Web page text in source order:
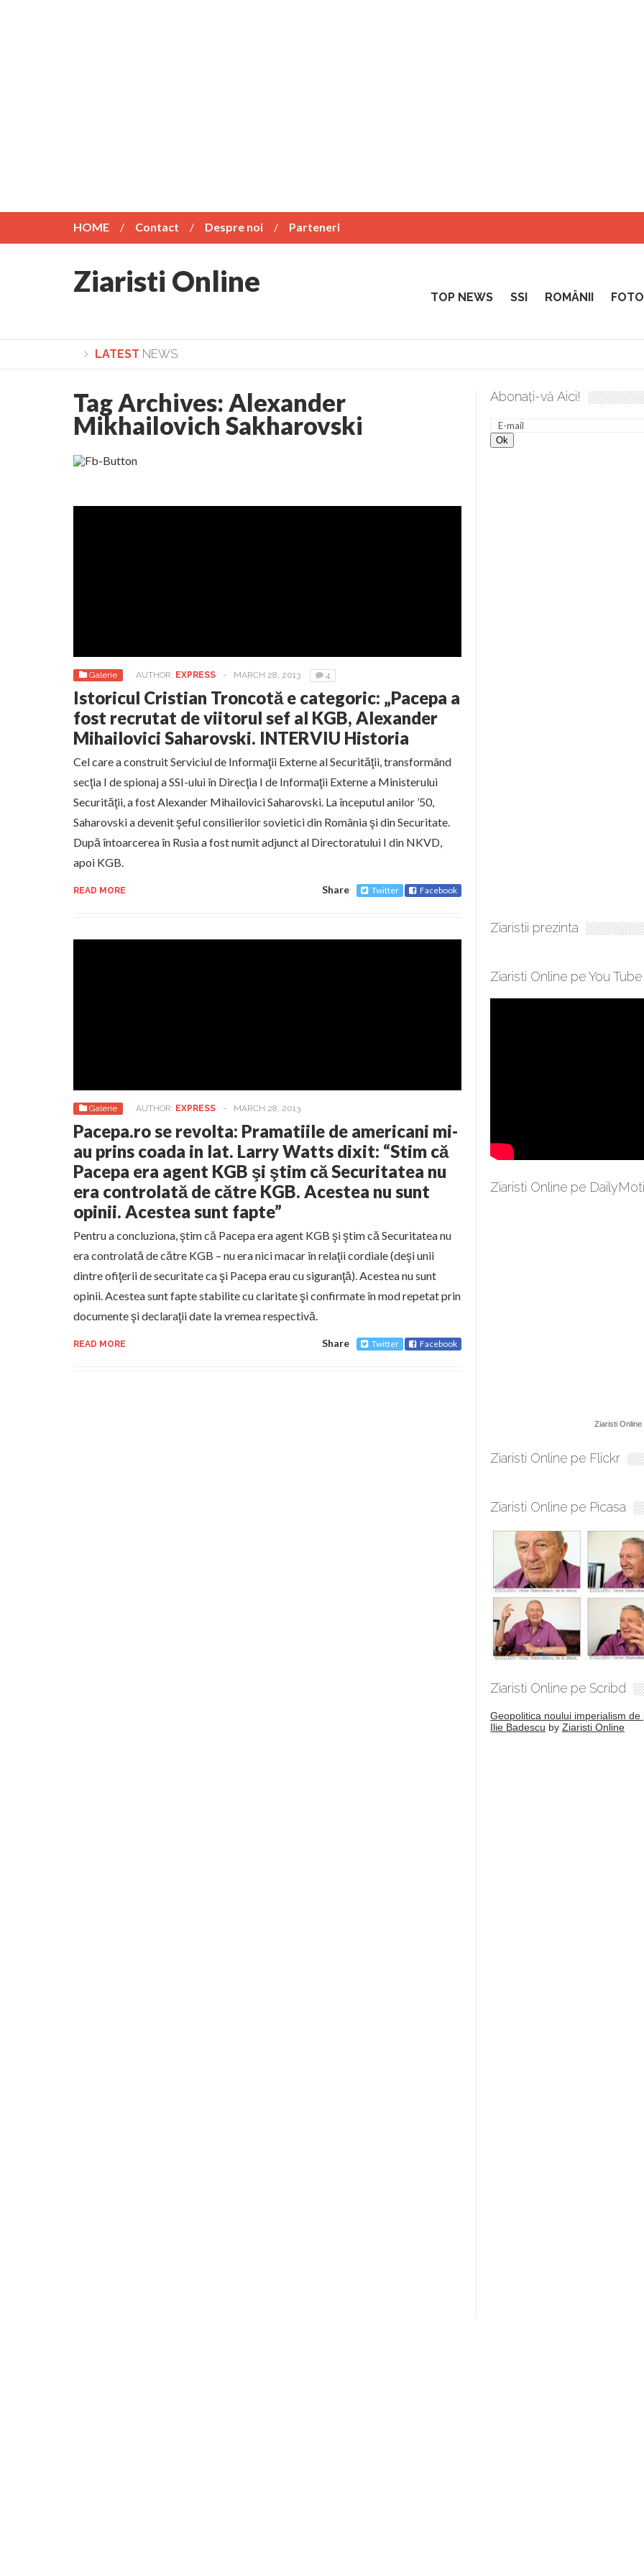
HOME Contact Despre noi Parteneri
Ziaristi Online TOP NEWS SSI ROMÂNII
LATEST NEWS
Lepădarea de sine și urmarea lui Hristos. Calea spre desăvârșire. Gând de duminică de Elena Solunca Moise
Tag Archives: Alexander
Mikhailovich Sakharovski
Galerie AUTHOR: EXPRESS - MARCH 28, 2013 4
Istoricul Cristian Troncotă e categoric: „Pacepa a
fost recrutat de viitorul sef al KGB, Alexander
Mihailovici Saharovski. INTERVIU Historia
Cel care a construit Serviciul de Informaţii Externe al Securităţii, transformând
secţia I de spionaj a SSI-ului în Direcţia I de Informaţii Externe a Ministerului
Securităţii, a fost Alexander Mihailovici Saharovski. La începutul anilor ’50,
Saharovski a devenit şeful consilierilor sovietici din România şi din Securitate.
După întoarcerea în Rusia a fost numit adjunct al Directoratului I din NKVD,
apoi KGB.
READ MORE Share Twitter Facebook
Galerie AUTHOR: EXPRESS - MARCH 28, 2013
Pacepa.ro se revolta: Pramatiile de americani mi-
au prins coada in lat. Larry Watts dixit: “Stim că
Pacepa era agent KGB şi ştim că Securitatea nu
era controlată de către KGB. Acestea nu sunt
opinii. Acestea sunt fapte”
Pentru a concluziona, ştim că Pacepa era agent KGB şi ştim că Securitatea nu
era controlată de către KGB – nu era nici macar în relaţii cordiale (deşi unii
dintre ofiţerii de securitate ca şi Pacepa erau cu siguranţă). Acestea nu sunt
opinii. Acestea sunt fapte stabilite cu claritate şi confirmate în mod repetat prin
documente şi declaraţii date la vremea respectivă.
READ MORE Share Twitter Facebook
Abonați-vă Aici!
Ziaristii prezinta
Ziaristi Online pe You Tube
Ziaristi Online pe
Ziaristi Online
Ziaristi Online pe Flickr
Ziaristi Online pe Picasa
Ziaristi Online pe Scribd
Geopolitica noului imperialism de
Ilie Badescu by Ziaristi Online